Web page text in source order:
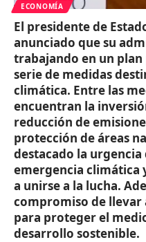
ECONOMÍA
El presidente de
anunciado que su
trabajando en un
serie de medidas
climática. Entre las
encuentran la
reducción de
protección de áreas
destacado la
emergencia climática
a unirse a la lucha.
compromiso de llevar
para proteger el
desarrollo sostenible.